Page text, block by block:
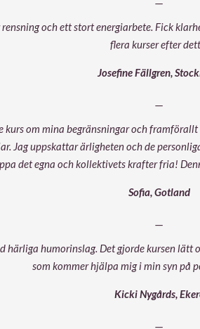
rensning och ett stort energiarbete. Fick
flera kurser efter
Josefine Fällgren,
om mina begränsningar och
Jag uppskattar ärligheten och de
det egna och kollektivets krafter fria!
Sofia, Gotland
härliga humorinslag. Det gjorde kursen
som kommer hjälpa mig i min syn på
Kicki Nygårds,